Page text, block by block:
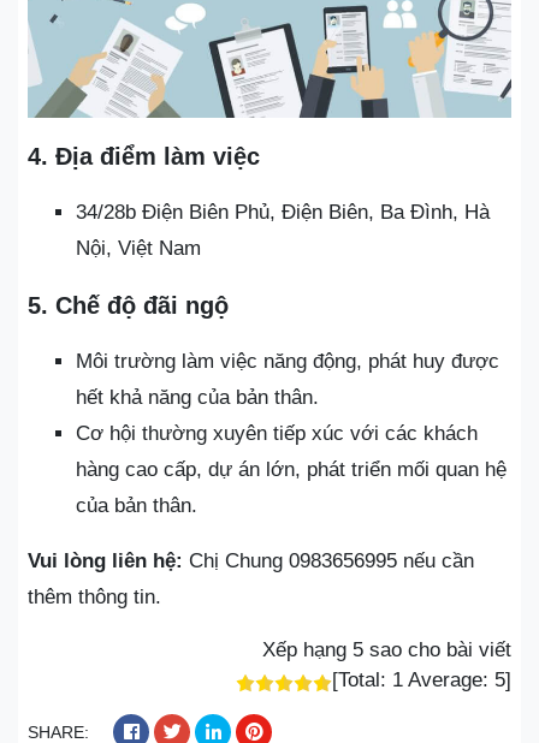
4. Địa điểm làm việc
34/28b Điện Biên Phủ, Điện Biên, Ba Đình, Hà
Nội, Việt Nam
5. Chế độ đãi ngộ
Môi trường làm việc năng động, phát huy được
hết khả năng của bản thân.
Cơ hội thường xuyên tiếp xúc với các khách
hàng cao cấp, dự án lớn, phát triển mối quan hệ
của bản thân.
Vui lòng liên hệ: Chị Chung 0983656995 nếu cần
thêm thông tin.
Xếp hạng 5 sao cho bài viết
[Total: 1 Average: 5]
SHARE: